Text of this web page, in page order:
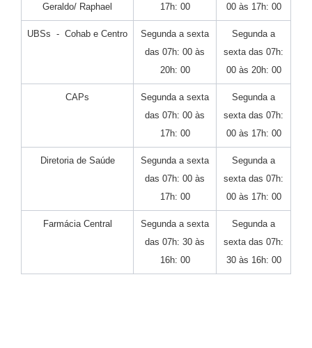
Geraldo/ Raphael
17h: 00
00 às 17h: 00
UBSs - Cohab e Centro
Segunda a sexta
das 07h: 00 às
20h: 00
Segunda a
sexta das 07h:
00 às 20h: 00
CAPs
Segunda a sexta
das 07h: 00 às
17h: 00
Segunda a
sexta das 07h:
00 às 17h: 00
Diretoria de Saúde
Segunda a sexta
das 07h: 00 às
17h: 00
Segunda a
sexta das 07h:
00 às 17h: 00
Farmácia Central
Segunda a sexta
das 07h: 30 às
16h: 00
Segunda a
sexta das 07h:
30 às 16h: 00